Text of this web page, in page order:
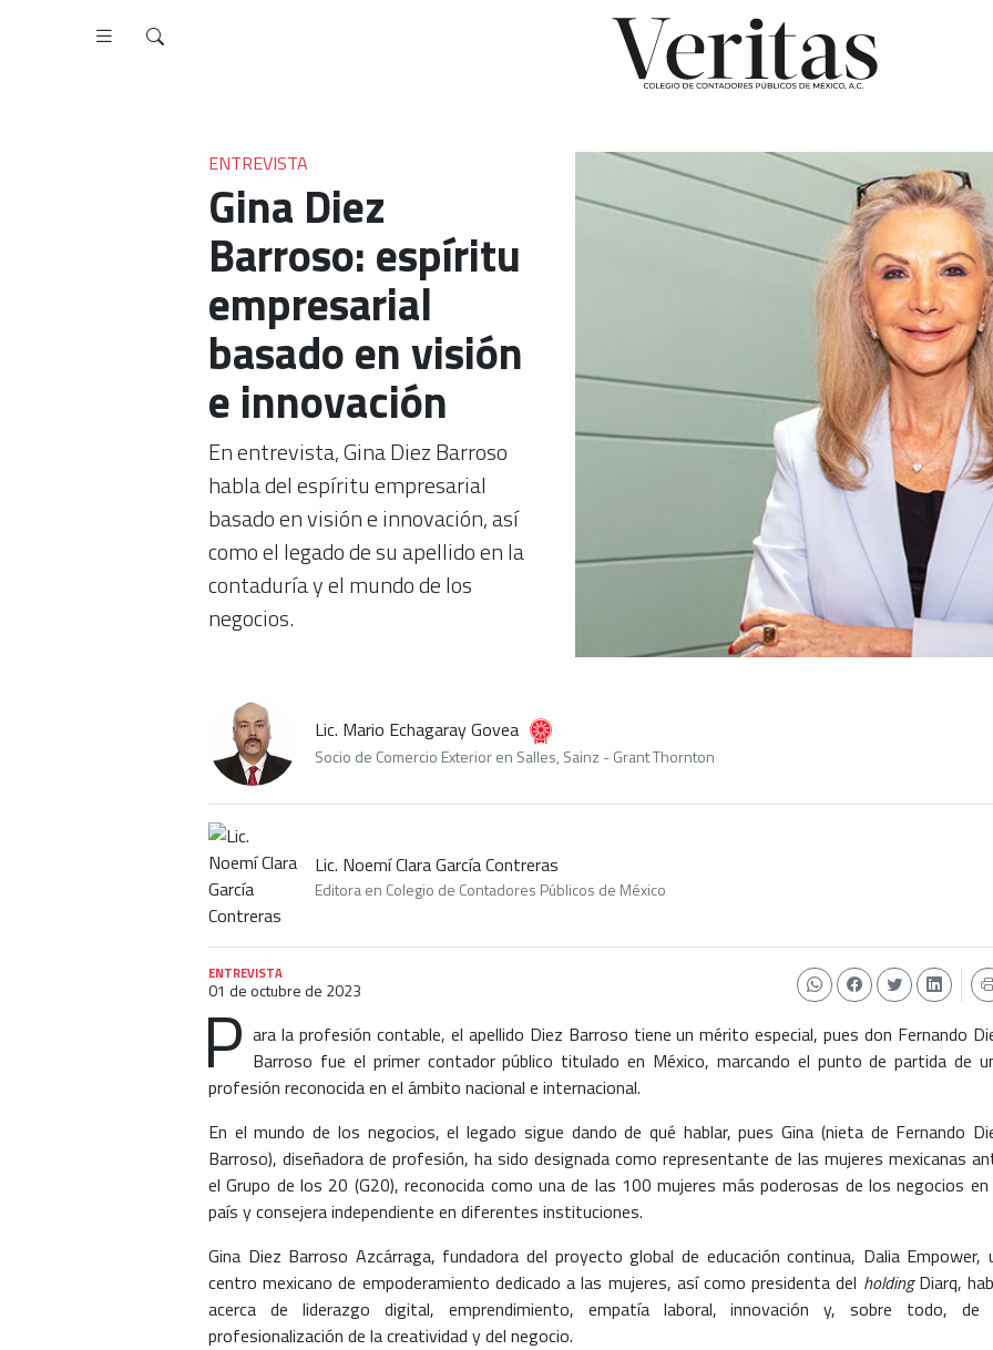
ENTREVISTA
Gina Diez
Barroso: espíritu
empresarial
basado en visión
e innovación
En entrevista, Gina Diez Barroso
habla del espíritu empresarial
basado en visión e innovación, así
como el legado de su apellido en la
contaduría y el mundo de los
negocios.
Lic. Mario Echagaray Govea
Socio de Comercio Exterior en Salles, Sainz - Grant Thornton
Lic. Noemí Clara García Contreras
Editora en Colegio de Contadores Públicos de México
ENTREVISTA
01 de octubre de 2023
P ara la profesión contable, el apellido Diez Barroso tiene un mérito especial, pues don Fernando
Barroso fue el primer contador público titulado en México, marcando el punto de partida de
profesión reconocida en el ámbito nacional e internacional.
En el mundo de los negocios, el legado sigue dando de qué hablar, pues Gina (nieta de Fernando
Barroso), diseñadora de profesión, ha sido designada como representante de las mujeres mexicanas
el Grupo de los 20 (G20), reconocida como una de las 100 mujeres más poderosas de los negocios en
país y consejera independiente en diferentes instituciones.
Gina Diez Barroso Azcárraga, fundadora del proyecto global de educación continua, Dalia Empower,
centro mexicano de empoderamiento dedicado a las mujeres, así como presidenta del holdingDiarq,
acerca de liderazgo digital, emprendimiento, empatía laboral, innovación y, sobre todo, de
profesionalización de la creatividad y del negocio.